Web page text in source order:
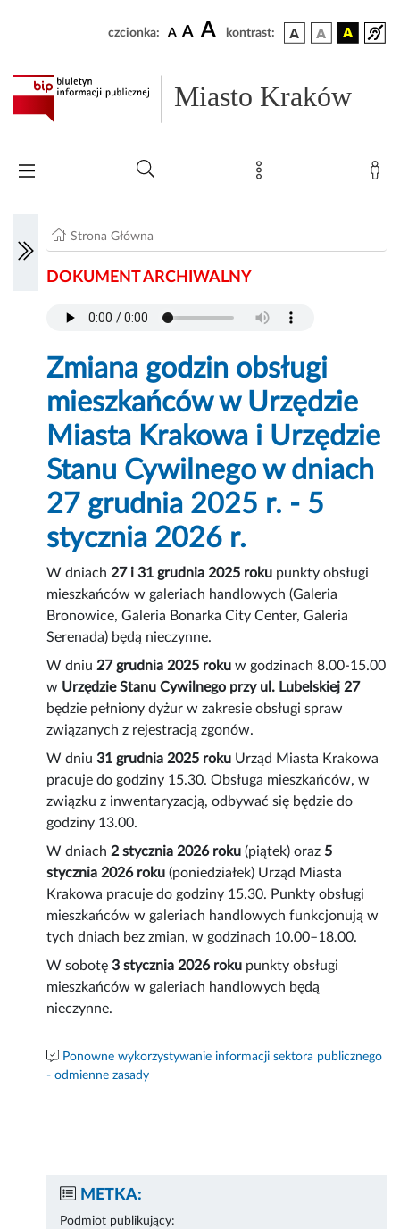
czcionka: A A A kontrast:
Miasto Kraków
Strona Główna
DOKUMENT ARCHIWALNY
Zmiana godzin obsługi
mieszkańców w Urzędzie
Miasta Krakowa i Urzędzie
Stanu Cywilnego w dniach
27 grudnia 2025 r. - 5
stycznia 2026 r.
W dniach 27 i 31 grudnia 2025 roku punkty obsługi
mieszkańców w galeriach handlowych (Galeria
Bronowice, Galeria Bonarka City Center, Galeria
Serenada) będą nieczynne.
W dniu 27 grudnia 2025 rokuw godzinach 8.00-15.00
w Urzędzie Stanu Cywilnego przy ul. Lubelskiej 27
będzie pełniony dyżur w zakresie obsługi spraw
związanych z rejestracją zgonów.
W dniu31 grudnia 2025 roku Urząd Miasta Krakowa
pracuje do godziny 15.30. Obsługa mieszkańców, w
związku z inwentaryzacją, odbywać się będzie do
godziny 13.00.
W dniach 2 stycznia 2026 roku(piątek) oraz 5
stycznia 2026 roku (poniedziałek) Urząd Miasta
Krakowa pracuje do godziny 15.30. Punkty obsługi
mieszkańców w galeriach handlowych funkcjonują w
tych dniach bez zmian, w godzinach 10.00–18.00.
W sobotę3 stycznia 2026 roku punkty obsługi
mieszkańców w galeriach handlowych będą
nieczynne.
Ponowne wykorzystywanie informacji sektora publicznego
- odmienne zasady
METKA:
Podmiot publikujący: